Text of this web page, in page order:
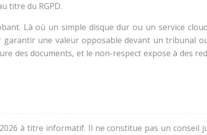
titre du RGPD.
Là où un simple disque dur ou un service
une valeur opposable devant un tribunal
des documents, et le non-respect expose à des
à titre informatif. Il ne constitue pas un conseil